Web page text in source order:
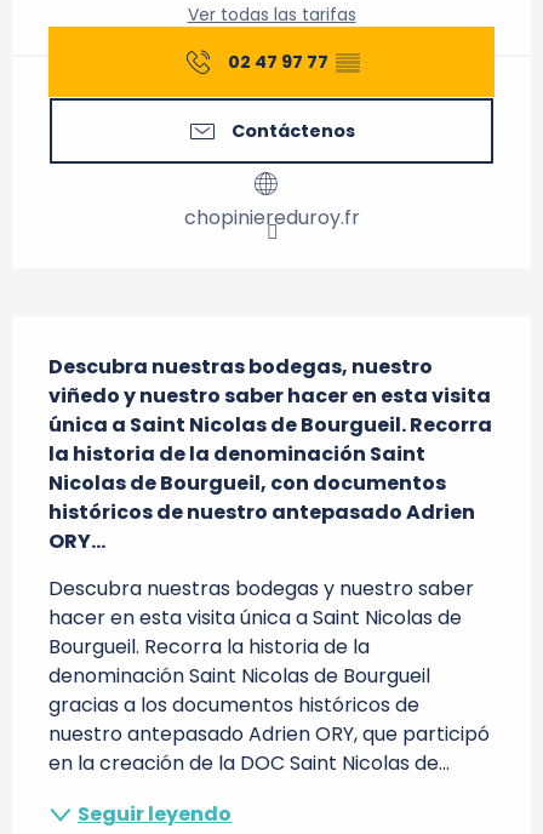
Ver todas las tarifas
02 47 97 77 ▒▒
Contáctenos
chopiniereduroy.fr
Descubra nuestras bodegas, nuestro
viñedo y nuestro saber hacer en esta visita
única a Saint Nicolas de Bourgueil. Recorra
la historia de la denominación Saint
Nicolas de Bourgueil, con documentos
históricos de nuestro antepasado Adrien
ORY...
Descubra nuestras bodegas y nuestro saber
hacer en esta visita única a Saint Nicolas de
Bourgueil. Recorra la historia de la
denominación Saint Nicolas de Bourgueil
gracias a los documentos históricos de
nuestro antepasado Adrien ORY, que participó
en la creación de la DOC Saint Nicolas de...
Seguir leyendo